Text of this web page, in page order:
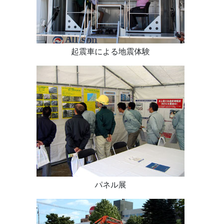
起震車による地震体験
パネル展